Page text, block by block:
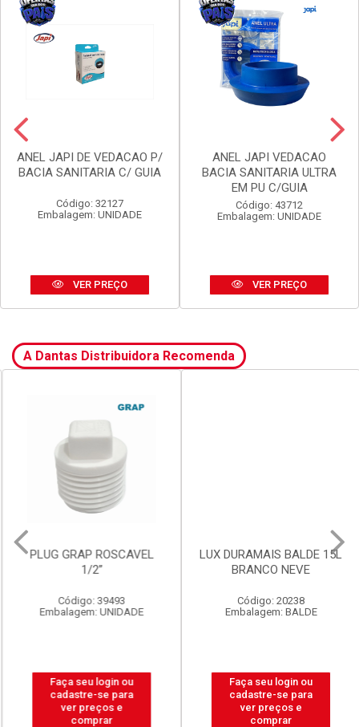
ANEL JAPI DE VEDACAO P/
BACIA SANITARIA C/ GUIA
Código: 32127
Embalagem: UNIDADE
VER PREÇO
ANEL JAPI VEDACAO
BACIA SANITARIA ULTRA
EM PU C/GUIA
Código: 43712
Embalagem: UNIDADE
VER PREÇO
A Dantas Distribuidora Recomenda
PLUG GRAP ROSCAVEL
1/2”
Código: 39493
Embalagem: UNIDADE
Faça seu login ou
cadastre-se para
ver preços e
comprar
LUX DURAMAIS BALDE 15L
BRANCO NEVE
Código: 20238
Embalagem: BALDE
Faça seu login ou
cadastre-se para
ver preços e
comprar